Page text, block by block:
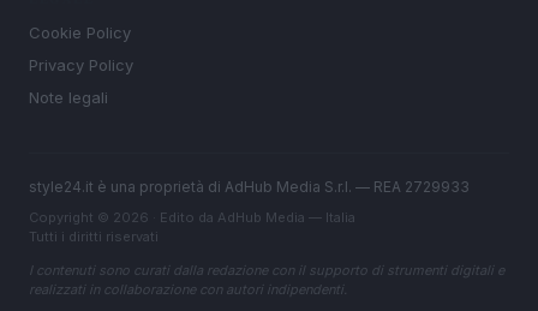
Cookie Policy
Privacy Policy
Note legali
style24.it è una proprietà di AdHub Media S.r.l. — REA 2729933
Copyright © 2026 · Edito da AdHub Media — Italia
Tutti i diritti riservati
I contenuti sono curati dalla redazione con il supporto di strumenti digitali e
realizzati in collaborazione con autori indipendenti.